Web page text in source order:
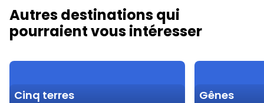
Autres destinations qui
pourraient vous intéresser
Cinq terres Gênes